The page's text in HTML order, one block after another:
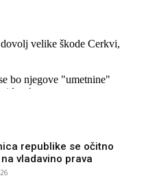
republike se očitno
vladavino prava